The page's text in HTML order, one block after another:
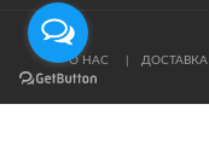
О НАС ДОСТАВКА